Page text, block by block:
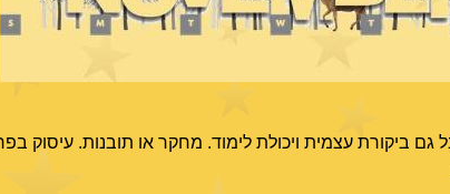
גם ביקורת עצמית ויכולת לימוד. מחקר או תובנות. עיסוק